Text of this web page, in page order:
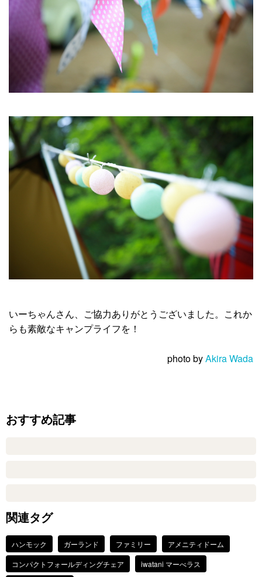
いーちゃんさん、ご協力ありがとうございました。これか
らも素敵なキャンプライフを！
photo byAkira Wada
おすすめ記事
関連タグ
ハンモック ガーランド ファミリー
アメニティドーム
コンパクトフォールディングチェア
iwatani マーべラス